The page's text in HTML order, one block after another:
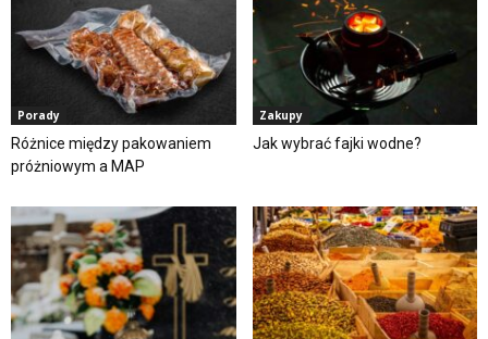
Porady
Różnice między pakowaniem
próżniowym a MAP
Zakupy
Jak wybrać fajki wodne?